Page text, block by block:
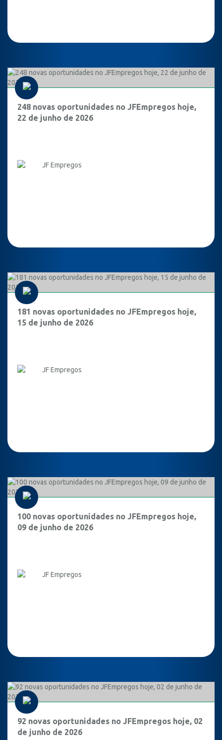
248 novas oportunidades no JFEmpregos hoje,
22 de junho de 2026
JF Empregos
181 novas oportunidades no JFEmpregos hoje,
15 de junho de 2026
JF Empregos
100 novas oportunidades no JFEmpregos hoje,
09 de junho de 2026
JF Empregos
92 novas oportunidades no JFEmpregos hoje, 02
de junho de 2026